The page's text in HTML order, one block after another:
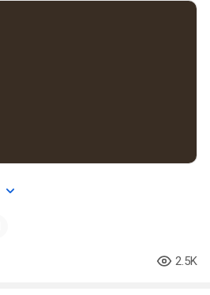
2.5K